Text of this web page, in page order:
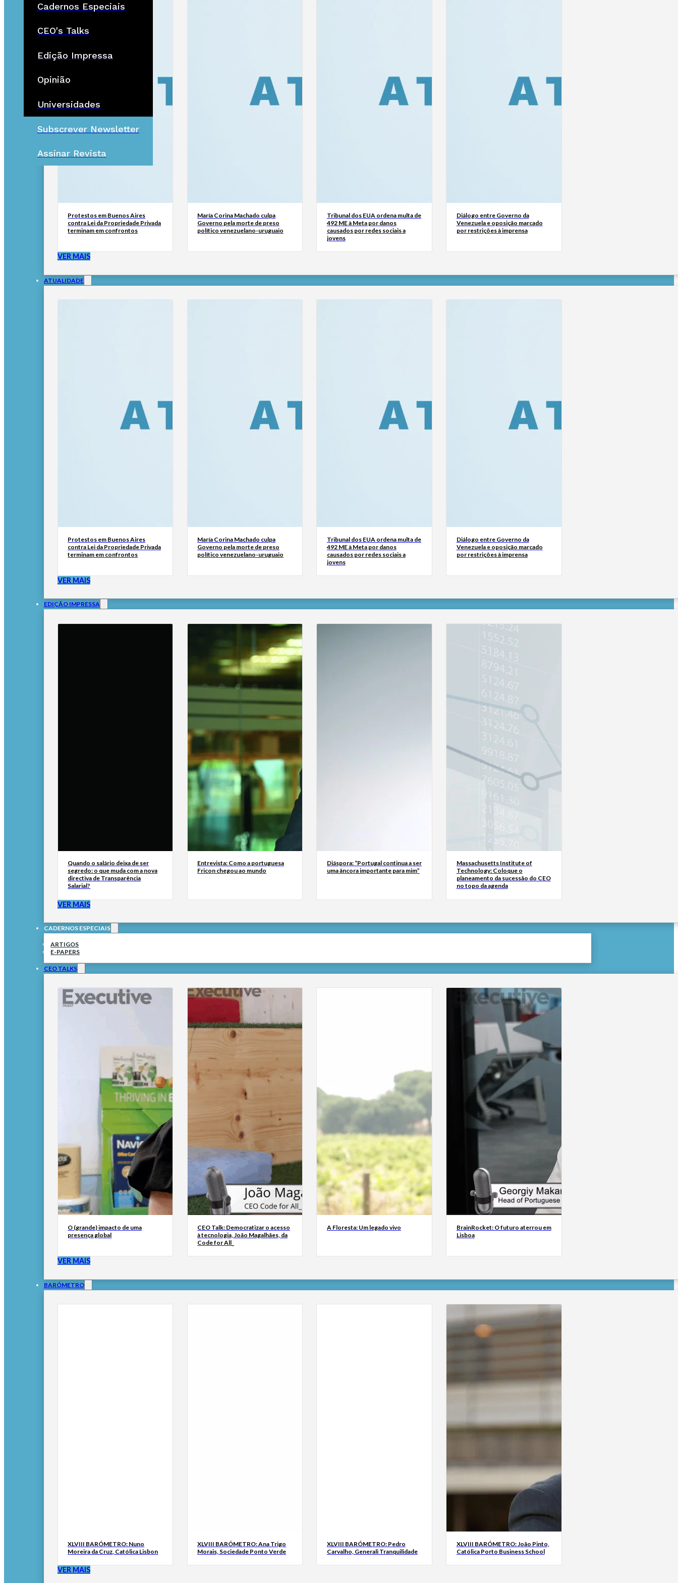
Cadernos Especiais
CEO's Talks
Edição Impressa
Opinião
Universidades
Subscrever Newsletter
Assinar Revista
Protestos em Buenos Aires
contra Lei da Propriedade Privada
terminam em confrontos
María Corina Machado culpa
Governo pela morte de preso
político venezuelano-uruguaio
Tribunal dos EUA ordena multa de
492 ME à Meta por danos
causados por redes sociais a
jovens
Diálogo entre Governo da
Venezuela e oposição marcado
por restrições à imprensa
VER MAIS
ATUALIDADE
Protestos em Buenos Aires
contra Lei da Propriedade Privada
terminam em confrontos
María Corina Machado culpa
Governo pela morte de preso
político venezuelano-uruguaio
Tribunal dos EUA ordena multa de
492 ME à Meta por danos
causados por redes sociais a
jovens
Diálogo entre Governo da
Venezuela e oposição marcado
por restrições à imprensa
VER MAIS
EDIÇÃO IMPRESSA
Quando o salário deixa de ser
segredo: o que muda com a nova
directiva de Transparência
Salarial?
Entrevista: Como a portuguesa
Fricon chegou ao mundo
Diáspora: “Portugal continua a ser
uma âncora importante para mim”
Massachusetts Institute of
Technology: Coloque o
planeamento da sucessão do CEO
no topo da agenda
VER MAIS
CADERNOS ESPECIAIS
ARTIGOS
E-PAPERS
CEO TALKS
O (grande) impacto de uma
presença global
CEO Talk: Democratizar o acesso
à tecnologia, João Magalhães, da
Code for All_
A Floresta: Um legado vivo
BrainRocket: O futuro aterrou em
Lisboa
VER MAIS
BARÓMETRO
XLVIII BARÓMETRO: Nuno
Moreira da Cruz, Católica Lisbon
XLVIII BARÓMETRO: Ana Trigo
Morais, Sociedade Ponto Verde
XLVIII BARÓMETRO: Pedro
Carvalho, Generali Tranquilidade
XLVIII BARÓMETRO: João Pinto,
Católica Porto Business School
VER MAIS